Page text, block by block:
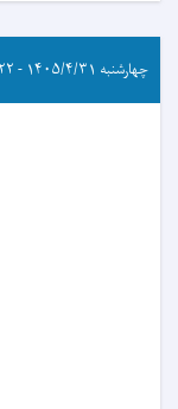
چهارشنبه ۱۴۰۵/۴/۳۱ - ۱۰:۲۲